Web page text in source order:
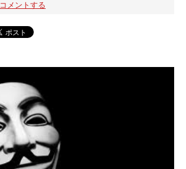
コメントする